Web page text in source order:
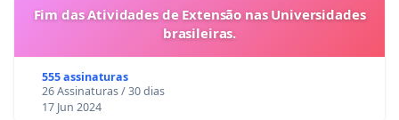
Fim das Atividades de Extensão nas Universidades
brasileiras.
555 assinaturas
26 Assinaturas / 30 dias
17 Jun 2024